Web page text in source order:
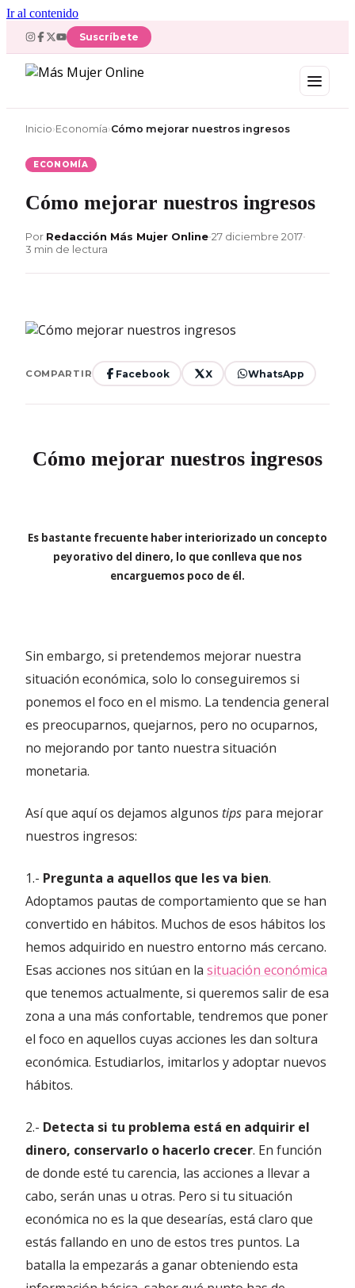
Ir al contenido
Suscríbete
Inicio›Economía›Cómo mejorar nuestros ingresos
ECONOMÍA
Cómo mejorar nuestros ingresos
Por Redacción Más Mujer Online•27 diciembre 2017•
3 min de lectura
COMPARTIR Facebook X WhatsApp
Cómo mejorar nuestros ingresos
Es bastante frecuente haber interiorizado un concepto
peyorativo del dinero, lo que conlleva que nos
encarguemos poco de él.
Sin embargo, si pretendemos mejorar nuestra
situación económica, solo lo conseguiremos si
ponemos el foco en el mismo. La tendencia general
es preocuparnos, quejarnos, pero no ocuparnos,
no mejorando por tanto nuestra situación
monetaria.
Así que aquí os dejamos algunos tips para mejorar
nuestros ingresos:
1.- Pregunta a aquellos que les va bien.
Adoptamos pautas de comportamiento que se han
convertido en hábitos. Muchos de esos hábitos los
hemos adquirido en nuestro entorno más cercano.
Esas acciones nos sitúan en la situación económica
que tenemos actualmente, si queremos salir de esa
zona a una más confortable, tendremos que poner
el foco en aquellos cuyas acciones les dan soltura
económica. Estudiarlos, imitarlos y adoptar nuevos
hábitos.
2.- Detecta si tu problema está en adquirir el
dinero, conservarlo o hacerlo crecer. En función
de donde esté tu carencia, las acciones a llevar a
cabo, serán unas u otras. Pero si tu situación
económica no es la que desearías, está claro que
estás fallando en uno de estos tres puntos. La
batalla la empezarás a ganar obteniendo esta